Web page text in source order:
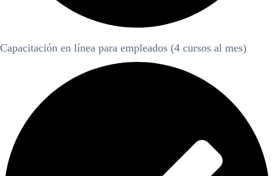
Capacitación en línea para empleados (4 cursos al mes)